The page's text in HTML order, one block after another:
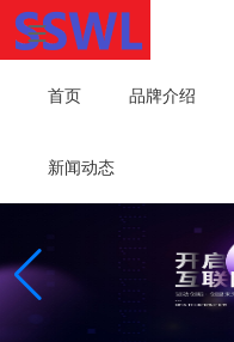
首页 品牌介绍
新闻动态